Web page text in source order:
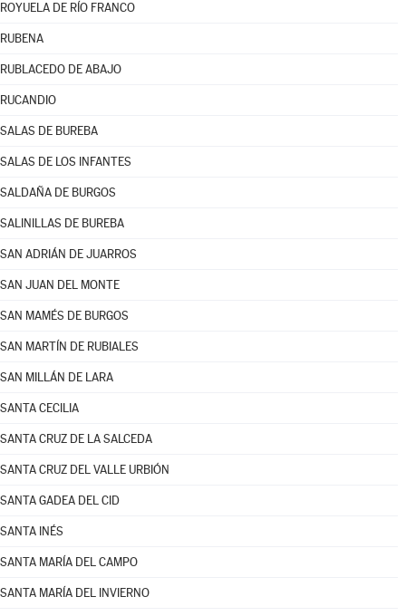
ROYUELA DE RÍO FRANCO
RUBENA
RUBLACEDO DE ABAJO
RUCANDIO
SALAS DE BUREBA
SALAS DE LOS INFANTES
SALDAÑA DE BURGOS
SALINILLAS DE BUREBA
SAN ADRIÁN DE JUARROS
SAN JUAN DEL MONTE
SAN MAMÉS DE BURGOS
SAN MARTÍN DE RUBIALES
SAN MILLÁN DE LARA
SANTA CECILIA
SANTA CRUZ DE LA SALCEDA
SANTA CRUZ DEL VALLE URBIÓN
SANTA GADEA DEL CID
SANTA INÉS
SANTA MARÍA DEL CAMPO
SANTA MARÍA DEL INVIERNO